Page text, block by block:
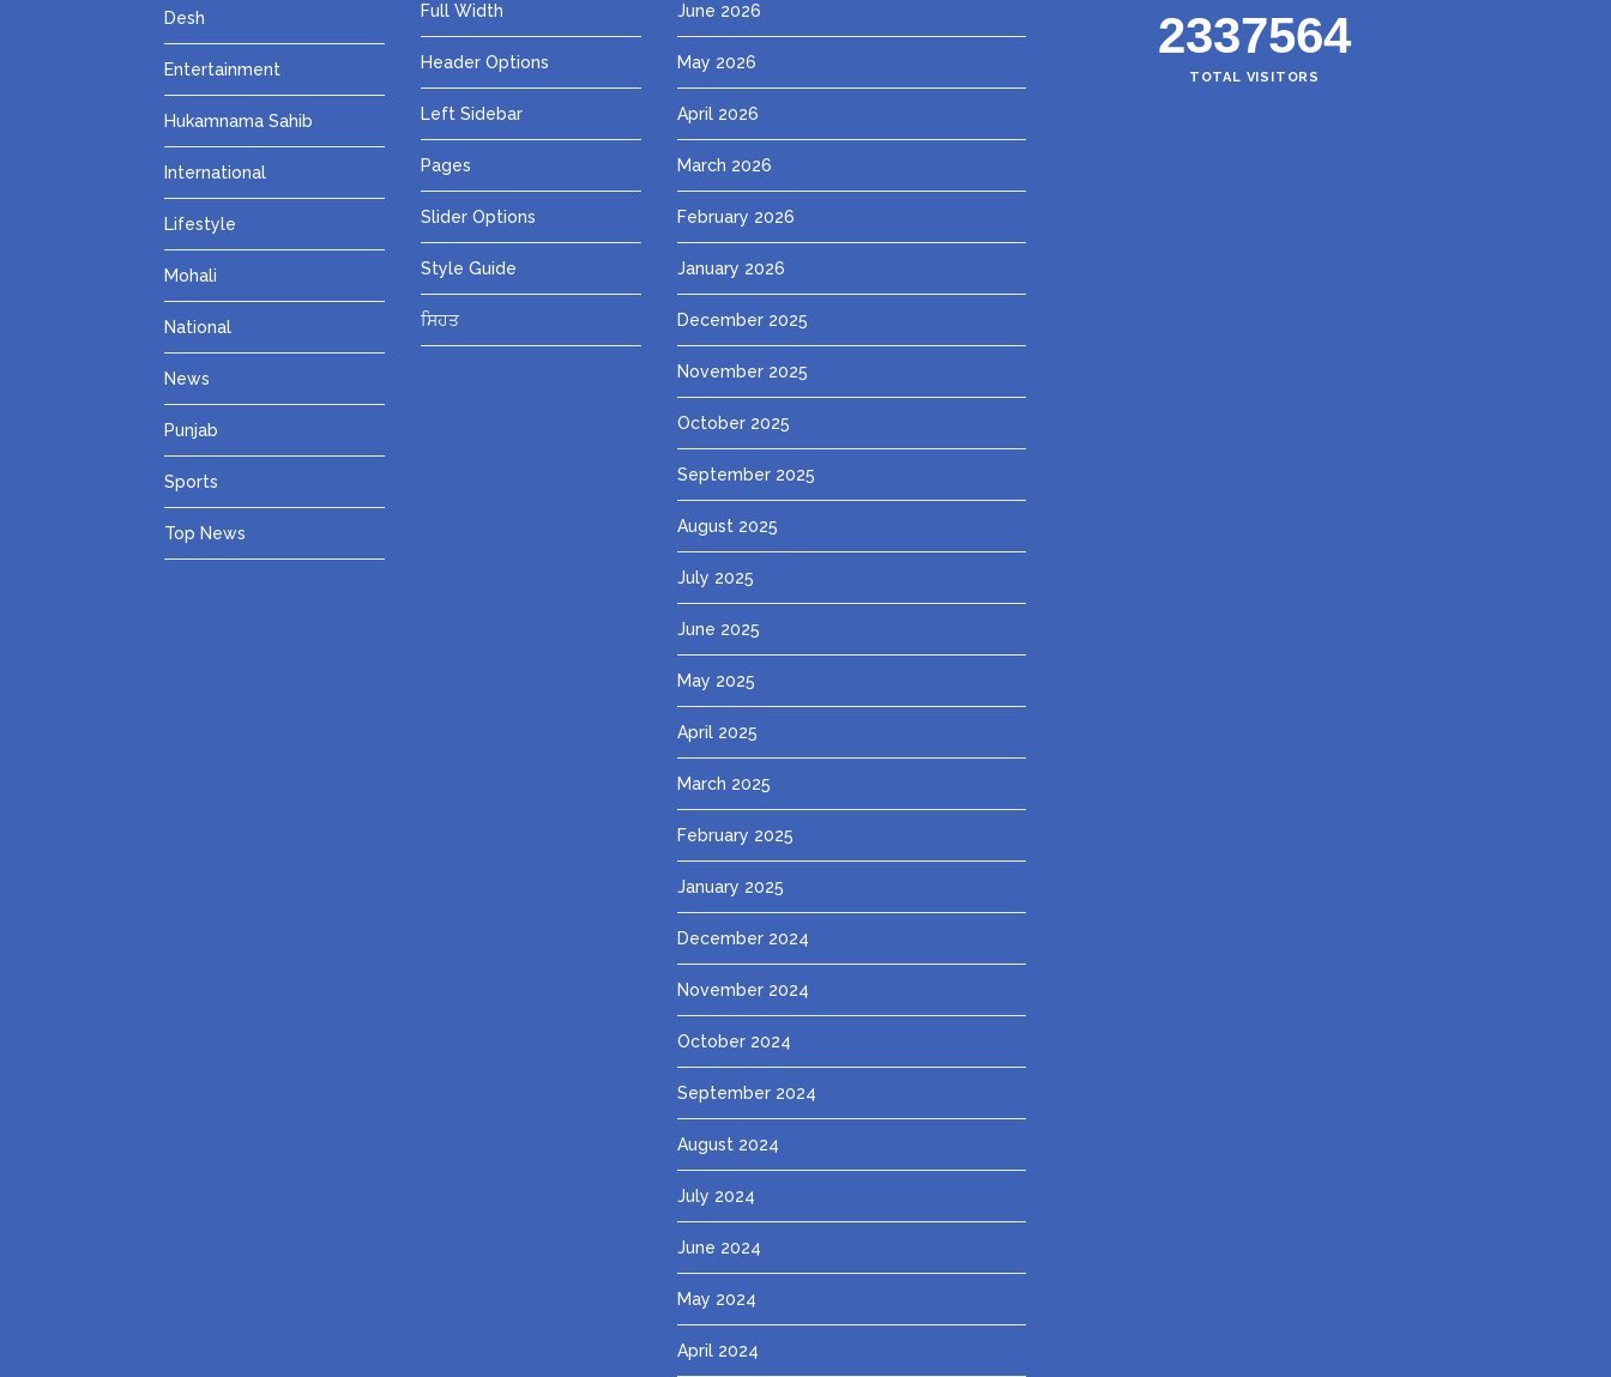
Desh
Entertainment
Hukamnama Sahib
International
Lifestyle
Mohali
National
News
Punjab
Sports
Top News
Full Width
Header Options
Left Sidebar
Pages
Slider Options
Style Guide
ਸਿਹਤ
June 2026
May 2026
April 2026
March 2026
February 2026
January 2026
December 2025
November 2025
October 2025
September 2025
August 2025
July 2025
June 2025
May 2025
April 2025
March 2025
February 2025
January 2025
December 2024
November 2024
October 2024
September 2024
August 2024
July 2024
June 2024
May 2024
April 2024
2337564
TOTAL VISITORS